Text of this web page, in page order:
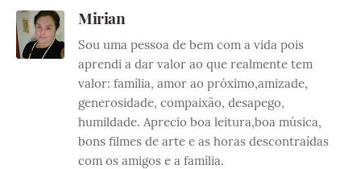
Mirian
Sou uma pessoa de bem com a vida pois
aprendi a dar valor ao que realmente tem
valor: família, amor ao próximo,amizade,
generosidade, compaixão, desapego,
humildade. Aprecio boa leitura,boa música,
bons filmes de arte e as horas descontraídas
com os amigos e a família.